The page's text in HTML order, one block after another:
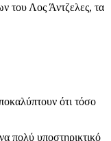
του Λος Άντζελες, τα
ότι τόσο
πολύ υποστηρικτικό